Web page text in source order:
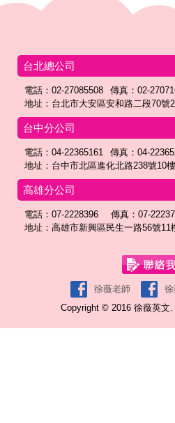
台北總公司
電話：02-27085508
傳真：02-
地址：台北市大安區安和路二段70號
台中分公司
電話：04-22365161
傳真：04-
地址：台中市北區進化北路238號10
高雄分公司
電話：07-2228396
傳真：07-
地址：高雄市新興區民生一路56號11
徐薇老師
Copyright © 2016 徐薇英文.